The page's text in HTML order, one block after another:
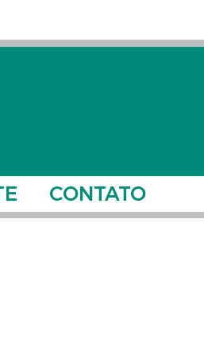
CONTATO